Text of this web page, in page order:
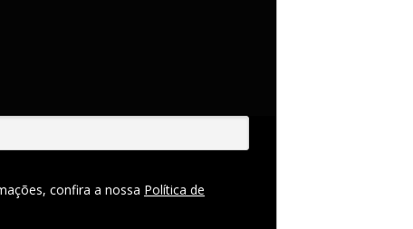
confira a nossa Política de